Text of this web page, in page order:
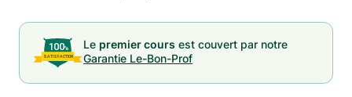
Le premier cours est couvert par notre
Garantie Le-Bon-Prof